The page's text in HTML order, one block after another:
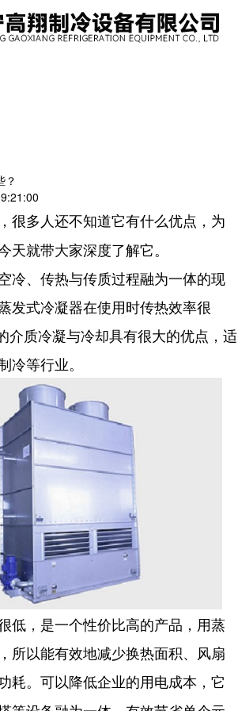
？
，很多人还不知道它有什么优点，为
天就带大家深度了解它。
冷、传热与传质过程融为一体的现
发式冷凝器在使用时传热效率很
质冷凝与冷却具有很大的优点，适
冷等行业。
低，是一个性价比高的产品，用蒸
所以能有效地减少换热面积、风扇
耗。可以降低企业的用电成本，它